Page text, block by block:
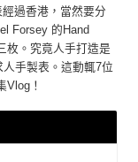
過香港，當然要分
Forsey 的Hand
枚。究竟人手打造是
手製表。這動輒7位
！